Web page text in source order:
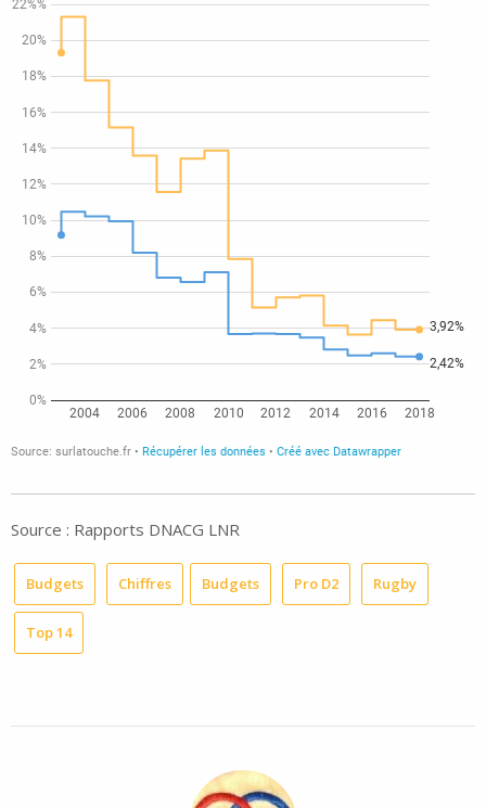
Source : Rapports DNACG LNR
Budgets Chiffres Budgets Pro D2 Rugby
Top 14